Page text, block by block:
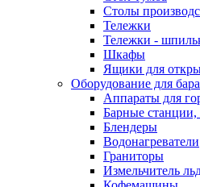
Столы
Тележки
Тележки -
Шкафы
Ящики для
Оборудование для бара
Аппараты для
Барные станции,
Блендеры
Водонагреватели
Граниторы
Измельчитель